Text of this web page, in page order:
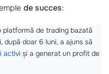
de succes:
de trading bazată
după doar 6 luni, a ajuns să
activi și a generat un profit de